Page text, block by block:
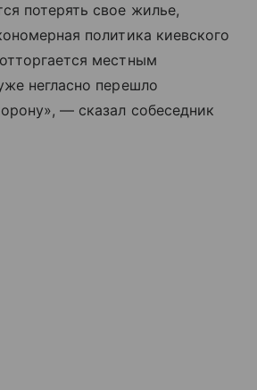
потерять свое жилье,
политика киевского
местным
негласно перешло
— сказал собеседник